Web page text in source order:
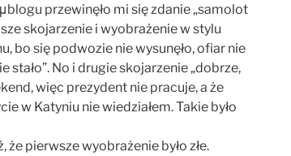
przewinęło mi się zdanie „samolot
skojarzenie i wyobrażenie w stylu
bo się podwozie nie wysunęło, ofiar nie
stało”. No i drugie skojarzenie „dobrze,
więc prezydent nie pracuje, a że
w Katyniu nie wiedziałem. Takie było
że pierwsze wyobrażenie było złe.